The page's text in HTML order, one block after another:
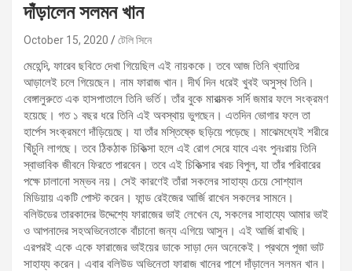
দাঁড়ালেন সলমন খান
October 15, 2020 টেলি সিনে
মেহেন্দি, ফারেব ছবিতে দেখা গিয়েছিল এই নায়ককে। তবে আজ তিনি খ্যাতির
আড়ালেই চলে গিয়েছেন। নাম ফারাজ খান। দীর্ঘ দিন ধরেই খুবই অসুস্থ তিনি।
বেঙ্গালুরুতে এক হাসপাতালে তিনি ভর্তি। তাঁর বুকে মারাত্মক সর্দি জমার ফলে সংক্রমণ
হয়েছে। গত ১ বছর ধরে তিনি এই অবস্থায় ভুগছেন। এতদিন ভোগার ফলে তা
হার্পেস সংক্রমণে দাঁড়িয়েছে। যা তাঁর মস্তিষ্কে ছড়িয়ে পড়েছে। মাঝেমধ্যেই শরীরে
খিঁচুনি লাগছে। তবে ঠিকঠাক চিকিত্‍সা হলে এই রোগ সেরে যাবে এবং পুনঃরায় তিনি
স্বাভাবিক জীবনে ফিরতে পারবেন। তবে এই চিকিত্‍সার খরচ বিপুল, যা তাঁর পরিবারের
পক্ষে চালানো সম্ভব নয়। সেই কারণেই তাঁরা সকলের সাহায্য চেয়ে সোশ্যাল
মিডিয়ায় একটি পোস্ট করেন। ফান্ড রেইজের আর্জি রাখেন সকলের সামনে।
বলিউডের তারকাদের উদ্দেশ্যে ফারাজের ভাই লেখেন যে, সকলের সাহায্যে আমার ভাই
ও আপনাদের সহঅভিনেতাকে বাঁচানো জন্য এগিয়ে আসুন। এই আর্জি রাখছি।
এরপরই একে একে ফারাজের ভাইয়ের ডাকে সাড়া দেন অনেকেই। প্রথমে পূজা ভাট
সাহায্য করেন। এবার বলিউড অভিনেতা ফারাজ খানের পাশে দাঁড়ালেন সলমন খান।